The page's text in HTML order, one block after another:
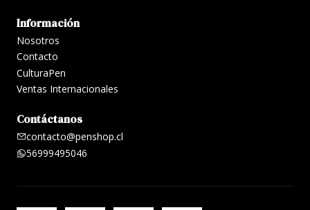
Información
Nosotros
Contacto
CulturaPen
Ventas Internacionales
Contáctanos
contacto@penshop.cl
56999495046